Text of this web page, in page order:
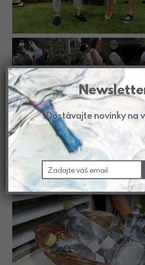
Dostávajte novinky na